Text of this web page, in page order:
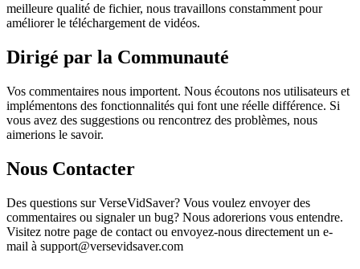
meilleure qualité de fichier, nous travaillons constamment pour
améliorer le téléchargement de vidéos.
Dirigé par la Communauté
Vos commentaires nous importent. Nous écoutons nos utilisateurs et
implémentons des fonctionnalités qui font une réelle différence. Si
vous avez des suggestions ou rencontrez des problèmes, nous
aimerions le savoir.
Nous Contacter
Des questions sur VerseVidSaver? Vous voulez envoyer des
commentaires ou signaler un bug? Nous adorerions vous entendre.
Visitez notre page de contact ou envoyez-nous directement un e-
mail à support@versevidsaver.com